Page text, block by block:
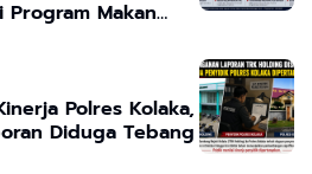
Program Makan
Polres Kolaka,
Diduga Tebang